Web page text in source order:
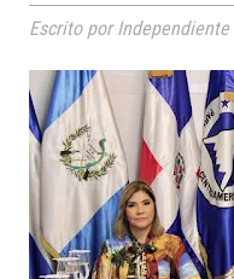
Escrito por Independiente